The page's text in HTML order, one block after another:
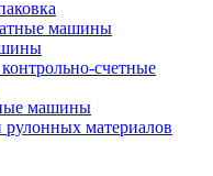
машины
счетные
машины
рулонных материалов